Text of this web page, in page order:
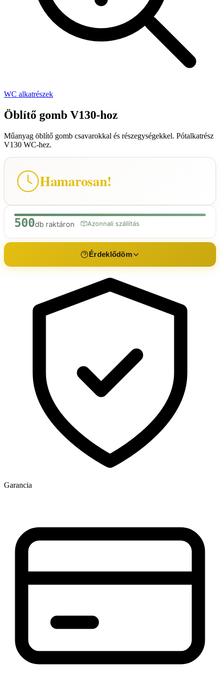
WC alkatrészek
Öblítő gomb V130-hoz
Műanyag öblítő gomb csavarokkal és részegységekkel. Pótalkatrész
V130 WC-hez.
Hamarosan!
500db raktáron Azonnali szállítás
Érdeklődöm
Érdeklődés a termékről
Öblítő gomb V130-hoz
Név *
Telefon
Garancia